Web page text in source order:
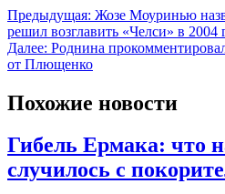
Предыдущая: Жозе Моуринью
решил возглавить «Челси» в 2004
Далее: Роднина
от Плющенко
Похожие новости
Гибель Ермака: что
случилось с